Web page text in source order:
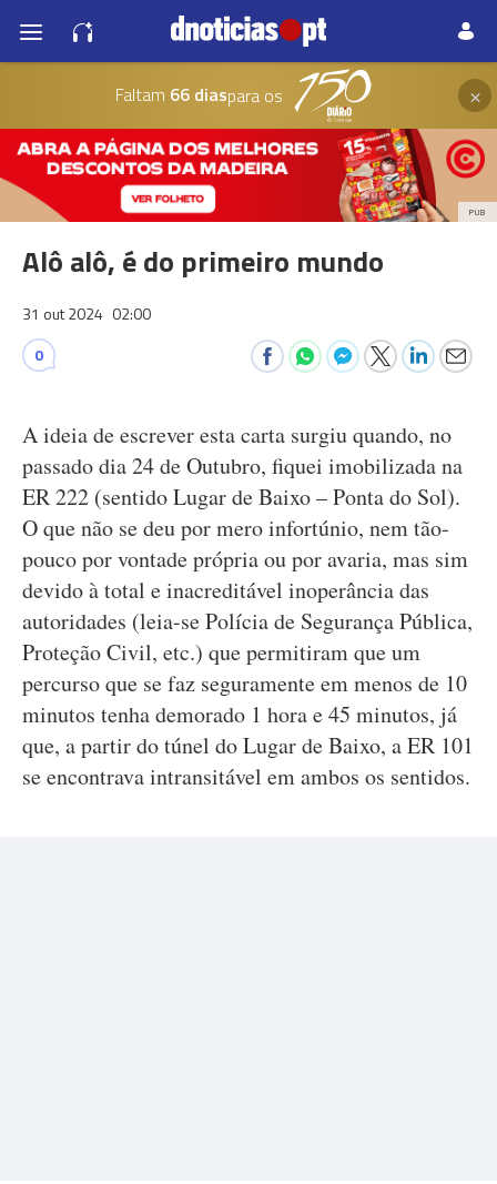
Faltam 66 diaspara os ×
PUB
Alô alô, é do primeiro mundo
31 out 2024 02:00
0
A ideia de escrever esta carta surgiu quando, no
passado dia 24 de Outubro, fiquei imobilizada na
ER 222 (sentido Lugar de Baixo – Ponta do Sol).
O que não se deu por mero infortúnio, nem tão-
pouco por vontade própria ou por avaria, mas sim
devido à total e inacreditável inoperância das
autoridades (leia-se Polícia de Segurança Pública,
Proteção Civil, etc.) que permitiram que um
percurso que se faz seguramente em menos de 10
minutos tenha demorado 1 hora e 45 minutos, já
que, a partir do túnel do Lugar de Baixo, a ER 101
se encontrava intransitável em ambos os sentidos.